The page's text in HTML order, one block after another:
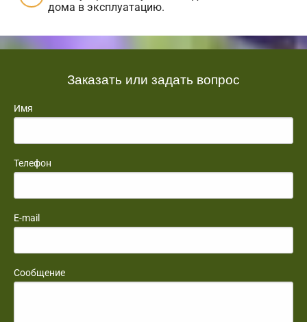
дома в эксплуатацию.
Заказать или задать вопрос
Имя
Телефон
E-mail
Сообщение